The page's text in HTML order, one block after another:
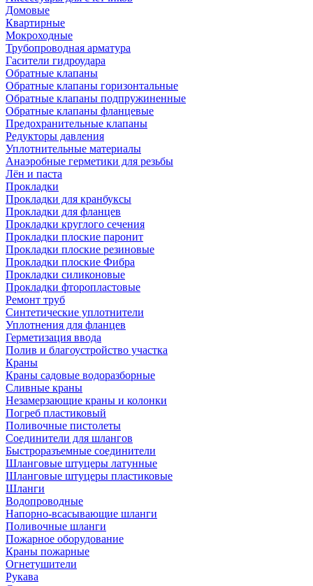
Домовые
Квартирные
Мокроходные
Трубопроводная арматура
Гасители гидроудара
Обратные клапаны
Обратные клапаны горизонтальные
Обратные клапаны подпружиненные
Обратные клапаны фланцевые
Предохранительные клапаны
Редукторы давления
Уплотнительные материалы
Анаэробные герметики для резьбы
Лён и паста
Прокладки
Прокладки для кранбуксы
Прокладки для фланцев
Прокладки круглого сечения
Прокладки плоские паронит
Прокладки плоские резиновые
Прокладки плоские Фибра
Прокладки силиконовые
Прокладки фторопластовые
Ремонт труб
Синтетические уплотнители
Уплотнения для фланцев
Герметизация ввода
Полив и благоустройство участка
Краны
Краны садовые водоразборные
Сливные краны
Незамерзающие краны и колонки
Погреб пластиковый
Поливочные пистолеты
Соединители для шлангов
Быстроразъемные соединители
Шланговые штуцеры латунные
Шланговые штуцеры пластиковые
Шланги
Водопроводные
Напорно-всасывающие шланги
Поливочные шланги
Пожарное оборудование
Краны пожарные
Огнетушители
Рукава